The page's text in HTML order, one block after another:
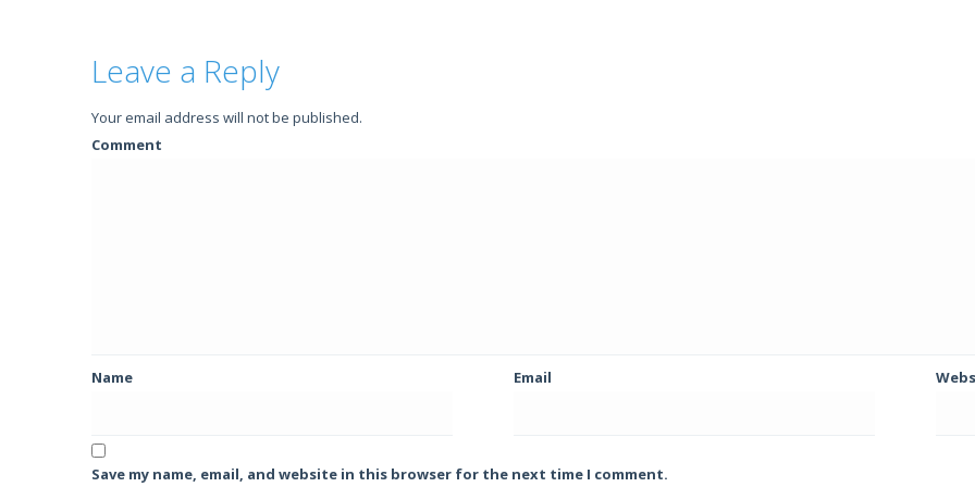
Leave a Reply
Your email address will not be published.
Comment
Name Email
Save my name, email, and website in this browser for the next time I comment.